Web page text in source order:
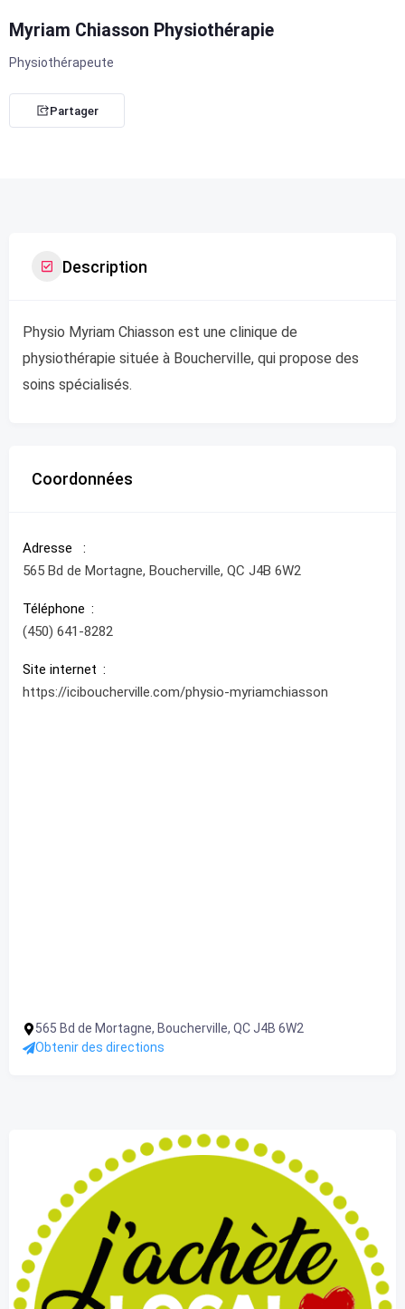
Myriam Chiasson Physiothérapie
Physiothérapeute
Partager
Description
Physio Myriam Chiasson est une clinique de
physiothérapie située à Boucherville, qui propose des
soins spécialisés.
Coordonnées
Adresse
565 Bd de Mortagne, Boucherville, QC J4B 6W2
Téléphone
(450) 641-8282
Site internet
https://iciboucherville.com/physio-myriamchiasson
565 Bd de Mortagne, Boucherville, QC J4B 6W2
Obtenir des directions